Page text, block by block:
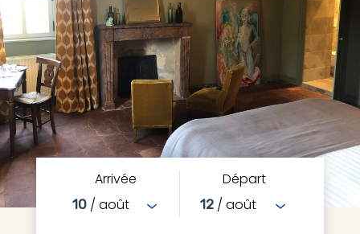
Arrivée
10 / août
Départ
12 / août